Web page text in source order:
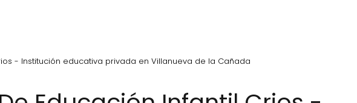
- Institución educativa privada en Villanueva de la Cañada